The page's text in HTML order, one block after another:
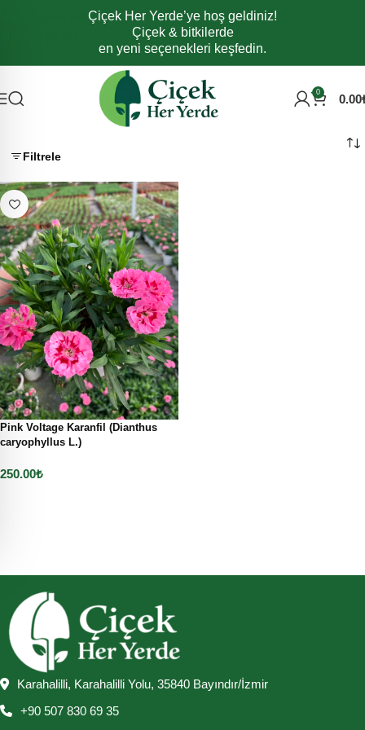
Navigasyona atlaÇiçek Her Yerde’ye hoş geldiniz!
Çiçek & bitkilerde
en yeni seçenekleri keşfedin.
0 0.00
Filtrele
Pink Voltage Karanfil (Dianthus
caryophyllus L.)
250.00₺
Karahalilli, Karahalilli Yolu, 35840 Bayındır/İzmir
+90 507 830 69 35